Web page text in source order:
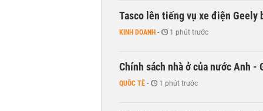
Tasco lên tiếng vụ xe điện
KINH DOANH - 1 phút trước
Chính sách nhà ở của nước Anh -
QUỐC TẾ - 1 phút trước